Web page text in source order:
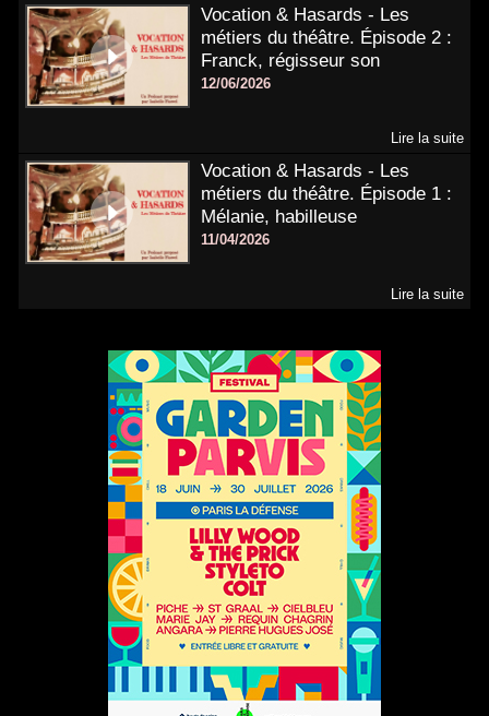
Vocation & Hasards - Les
métiers du théâtre. Épisode 2 :
Franck, régisseur son
12/06/2026
Lire la suite
Vocation & Hasards - Les
métiers du théâtre. Épisode 1 :
Mélanie, habilleuse
11/04/2026
Lire la suite